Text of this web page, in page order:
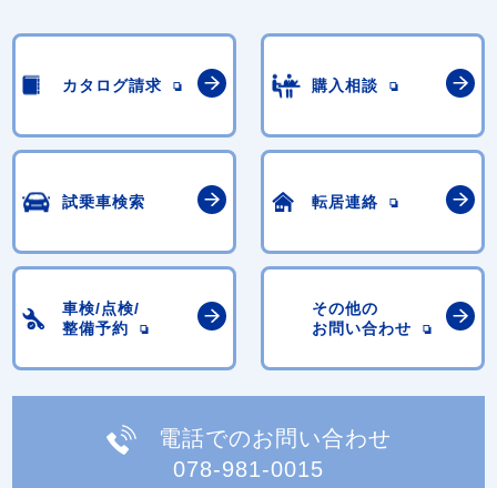
カタログ請求 購入相談
試乗車検索 転居連絡
車検/点検/
整備予約
その他の
お問い合わせ
電話でのお問い合わせ
078-981-0015